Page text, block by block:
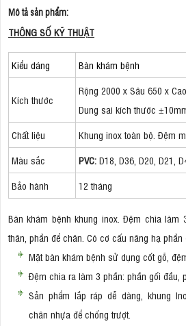
Mô tả sản phẩm:
THÔNG SỐ KỸ THUẬT
Kiểu dáng Bàn khám bệnh
Kích thước
Rộng 2000 x Sâu 650 x
Dung sai kích thước
Chất liệu
Khung inox toàn bộ. Đệm
Màu sắc
PVC: D18, D36, D20, D21,
Bảo hành
12 tháng
Bàn khám bệnh khung inox. Đệm chia làm
thân, phần để chân. Có cơ cấu nâng hạ phần
Mặt bàn khám bệnh sử dụng cốt gỗ,
Đệm chia ra làm 3 phần: phần gối đầu,
Sản phẩm lắp ráp dễ dàng, khung
chân nhựa để chống trượt.